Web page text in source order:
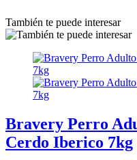
También te puede interesar
Bravery Perro
Cerdo Iberico 7kg